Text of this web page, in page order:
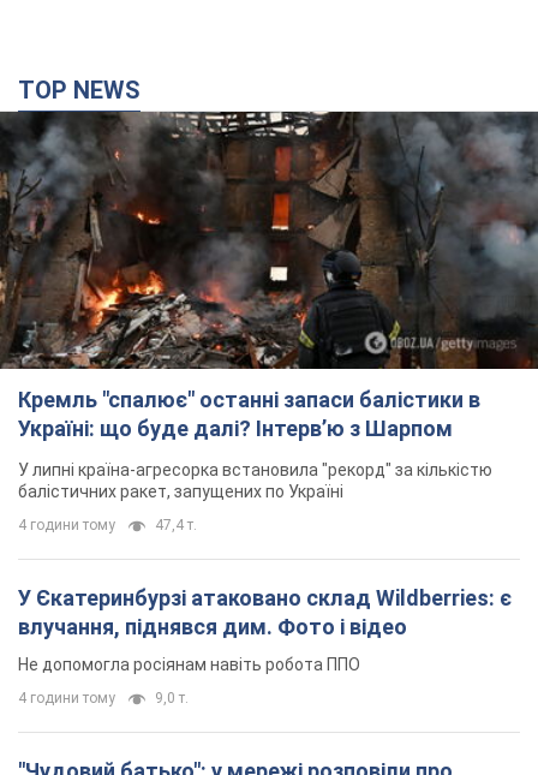
TOP NEWS
Кремль "спалює" останні запаси балістики в
Україні: що буде далі? Інтерв’ю з Шарпом
У липні країна-агресорка встановила "рекорд" за кількістю
балістичних ракет, запущених по Україні
4 години тому 47,4 т.
У Єкатеринбурзі атаковано склад Wildberries: є
влучання, піднявся дим. Фото і відео
Не допомогла росіянам навіть робота ППО
4 години тому 9,0 т.